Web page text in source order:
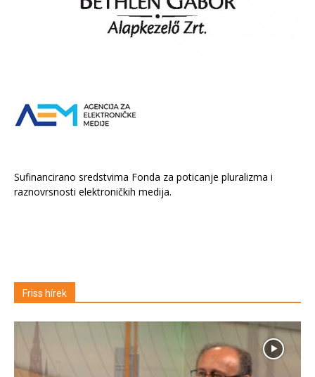
Sufinancirano sredstvima Fonda za poticanje pluralizma i
raznovrsnosti elektroničkih medija.
Friss hírek